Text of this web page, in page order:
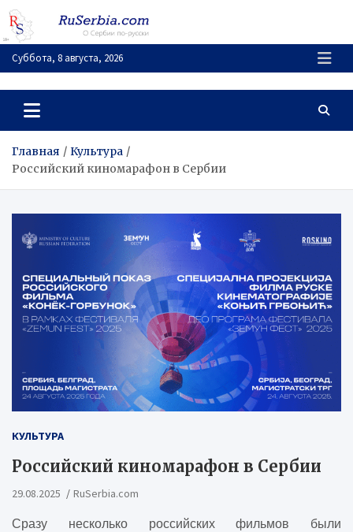
Перейти
содержимому
Суббота, 8 августа, 2026
RuSerbia.com
О Сербии – по-русски
Главная
Культура
Российский киномарафон в Сербии
КУЛЬТУРА
Российский киномарафон в Сербии
29.08.2025 RuSerbia.com
Сразу несколько российских фильмов были